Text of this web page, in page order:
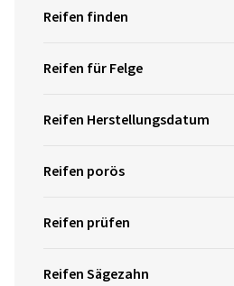
Reifen finden
Reifen für Felge
Reifen Herstellungsdatum
Reifen porös
Reifen prüfen
Reifen Sägezahn